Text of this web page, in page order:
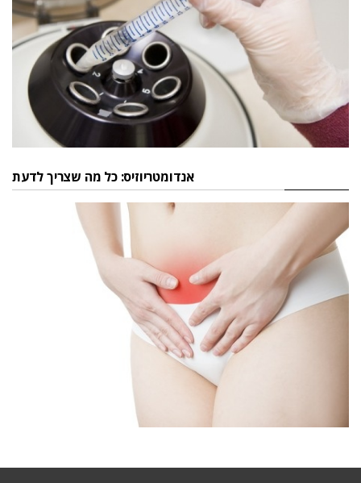
אנדומטריוזיס: כל מה שצריך לדעת